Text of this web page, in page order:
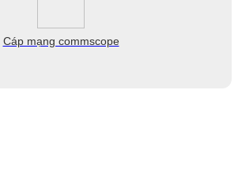
Cáp mạng commscope